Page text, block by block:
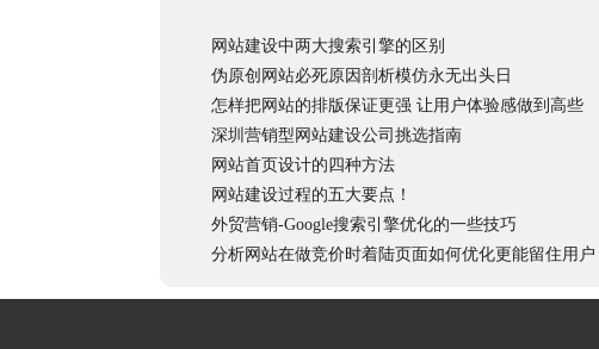
网站建设中两大搜索引擎的区别
伪原创网站必死原因剖析模仿永无出头日
怎样把网站的排版保证更强 让用户体验感做到高些
深圳营销型网站建设公司挑选指南
网站首页设计的四种方法
网站建设过程的五大要点！
外贸营销-Google搜索引擎优化的一些技巧
分析网站在做竞价时着陆页面如何优化更能留住用户